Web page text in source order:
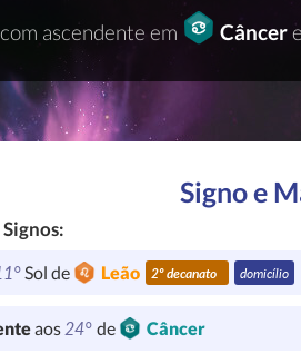
com ascendente em Câncer
Signo e
Sol de Leão 2º decanato domicílio
aos24° de Câncer